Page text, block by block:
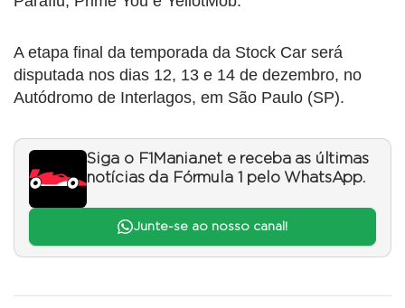
A etapa final da temporada da Stock Car será
disputada nos dias 12, 13 e 14 de dezembro, no
Autódromo de Interlagos, em São Paulo (SP).
Siga o F1Mania.net e receba as últimas
notícias da Fórmula 1 pelo WhatsApp.
Junte-se ao nosso canal!